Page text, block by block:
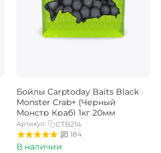
Бойлы Carptoday Baits Black
Monster Crab+ (Черный
Монстр Краб) 1кг 20мм
Артикул:
CTB214
184
В наличии